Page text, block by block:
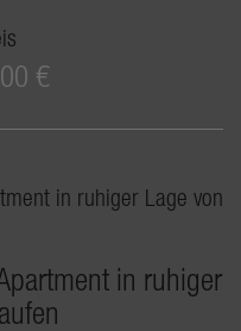
€
in ruhiger